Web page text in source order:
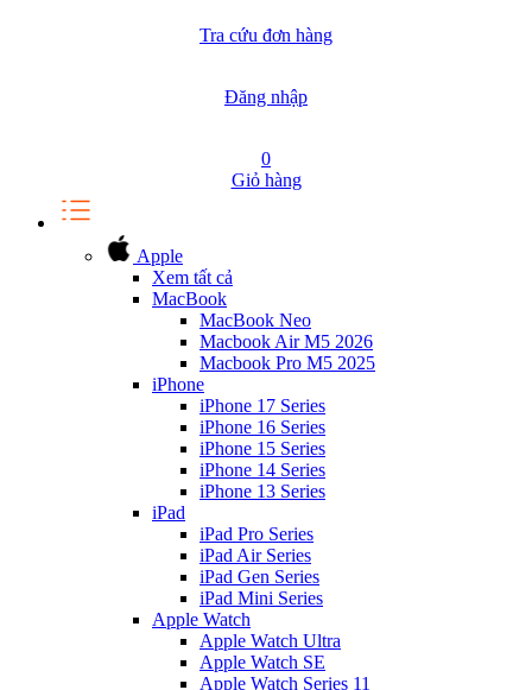
Tra cứu đơn hàng
Đăng nhập
0
Giỏ hàng
Apple
Xem tất cả
MacBook
MacBook Neo
Macbook Air M5 2026
Macbook Pro M5 2025
iPhone
iPhone 17 Series
iPhone 16 Series
iPhone 15 Series
iPhone 14 Series
iPhone 13 Series
iPad
iPad Pro Series
iPad Air Series
iPad Gen Series
iPad Mini Series
Apple Watch
Apple Watch Ultra
Apple Watch SE
Apple Watch Series 11